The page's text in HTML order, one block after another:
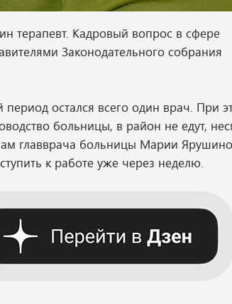
терапевт. Кадровый вопрос в сфере
Законодательного собрания
остался всего один врач. При
больницы, в район не едут,
главврача больницы Марии
к работе уже через неделю.